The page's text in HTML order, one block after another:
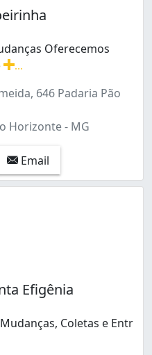
Oferecemos
646 Padaria Pão
Horizonte - MG
Email
Efigênia
Coletas e Entr